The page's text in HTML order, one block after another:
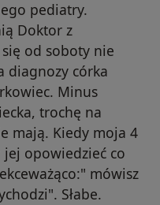
pediatry.
Doktor z
od soboty nie
diagnozy córka
Minus
trochę na
mają. Kiedy moja 4
jej opowiedzieć co
mówisz
Słabe.